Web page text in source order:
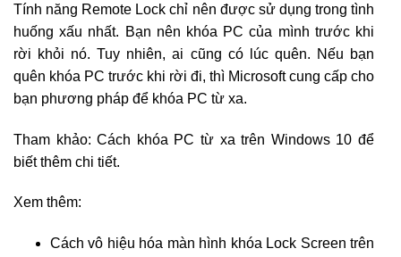
Tính năng Remote Lock chỉ nên được sử dụng trong tình
huống xấu nhất. Bạn nên khóa PC của mình trước khi
rời khỏi nó. Tuy nhiên, ai cũng có lúc quên. Nếu bạn
quên khóa PC trước khi rời đi, thì Microsoft cung cấp cho
bạn phương pháp để khóa PC từ xa.
Tham khảo: Cách khóa PC từ xa trên Windows 10 để
biết thêm chi tiết.
Xem thêm:
Cách vô hiệu hóa màn hình khóa Lock Screen trên